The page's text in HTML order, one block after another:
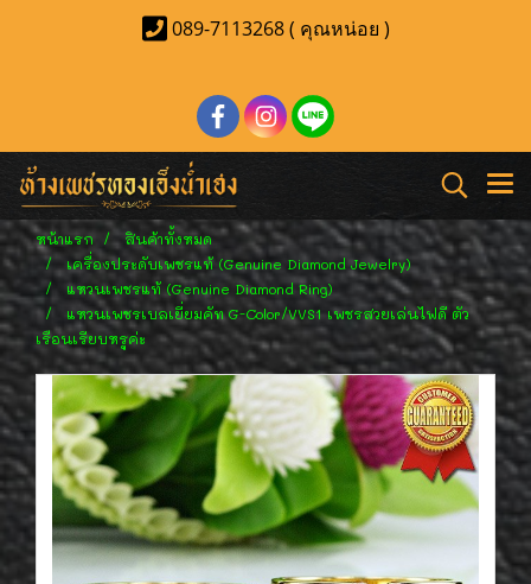
089-7113268 ( คุณหน่อย )
หน้าแรก
สินค้าทั้งหมด
เครื่องประดับเพชรแท้ (Genuine Diamond Jewelry)
แหวนเพชรแท้ (Genuine Diamond Ring)
แหวนเพชรเบลเยี่ยมคัท G-Color/VVS1 เพชรสวยเล่นไฟดี ตัว
เรือนเรียบหรูค่ะ